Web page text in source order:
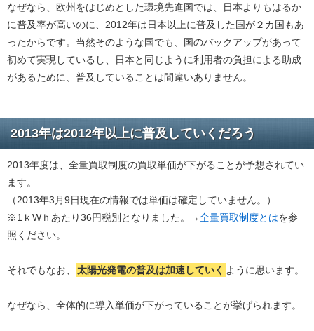
なぜなら、欧州をはじめとした環境先進国では、日本よりもはるか
に普及率が高いのに、2012年は日本以上に普及した国が２カ国もあ
ったからです。当然そのような国でも、国のバックアップがあって
初めて実現しているし、日本と同じように利用者の負担による助成
があるために、普及していることは間違いありません。
2013年は2012年以上に普及していくだろう
2013年度は、全量買取制度の買取単価が下がることが予想されてい
ます。
（2013年3月9日現在の情報では単価は確定していません。）
※1ｋWｈあたり36円税別となりました。→全量買取制度とはを参
照ください。
それでもなお、 太陽光発電の普及は加速していく ように思います。
なぜなら、全体的に導入単価が下がっていることが挙げられます。